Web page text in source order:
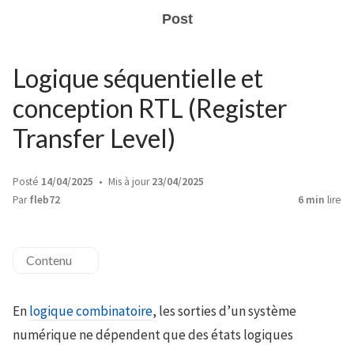
Post
Logique séquentielle et
conception RTL (Register
Transfer Level)
Posté 14/04/2025 Mis à jour23/04/2025
Parfleb72 6 min lire
Contenu
Enlogique combinatoire, les sorties d’un système
numérique ne dépendent que des états logiques